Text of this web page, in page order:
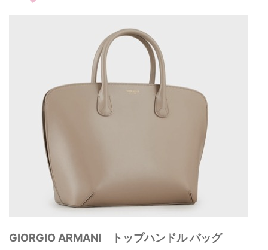
GIORGIO ARMANI トップハンドル バッグ